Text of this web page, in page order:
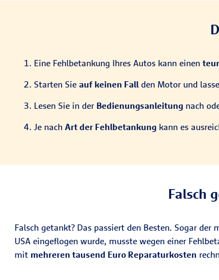
Eine Fehlbetankung Ihres Autos kann einen
Starten Sie auf keinen Fallden Motor und
Lesen Sie in der Bedienungsanleitung nach
Je nach Art der Fehlbetankung kann es
Falsch
Falsch getankt? Das passiert den Besten. Sogar
USA eingeflogen wurde, musste wegen einer
mit mehreren tausend Euro Reparaturkosten